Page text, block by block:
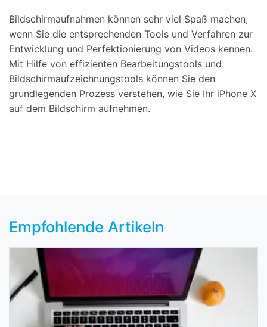
Bildschirmaufnahmen können sehr viel Spaß machen,
wenn Sie die entsprechenden Tools und Verfahren zur
Entwicklung und Perfektionierung von Videos kennen.
Mit Hilfe von effizienten Bearbeitungstools und
Bildschirmaufzeichnungstools können Sie den
grundlegenden Prozess verstehen, wie Sie Ihr iPhone X
auf dem Bildschirm aufnehmen.
Empfohlende Artikeln